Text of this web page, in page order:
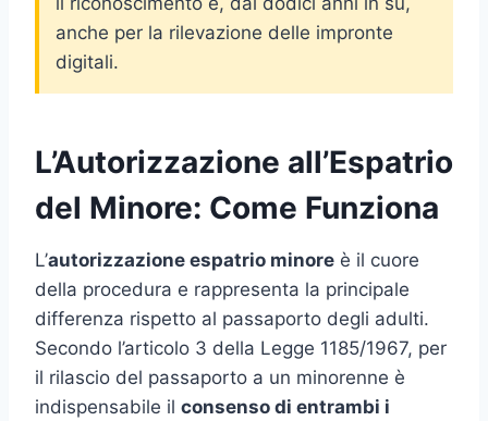
anche per la rilevazione delle impronte
digitali.
L’Autorizzazione all’Espatrio
del Minore: Come Funziona
L’autorizzazione espatrio minore è il cuore
della procedura e rappresenta la principale
differenza rispetto al passaporto degli adulti.
Secondo l’articolo 3 della Legge 1185/1967, per
il rilascio del passaporto a un minorenne è
indispensabile il consenso di entrambi i